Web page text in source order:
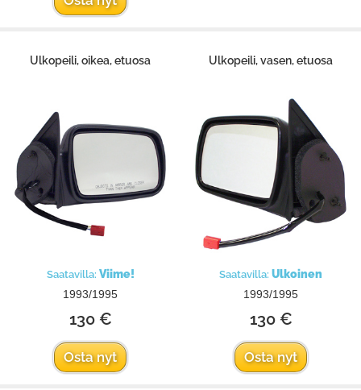
Ulkopeili, oikea, etuosa
Saatavilla: Viime!
1993/1995
130 €
Osta nyt
Ulkopeili, vasen, etuosa
Saatavilla: Ulkoinen
1993/1995
130 €
Osta nyt